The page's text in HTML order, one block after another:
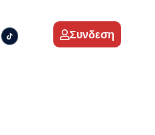
Συνδεση